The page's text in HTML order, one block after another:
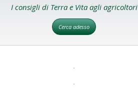
I consigli di Terra e Vita agli agricoltori
Cerca adesso